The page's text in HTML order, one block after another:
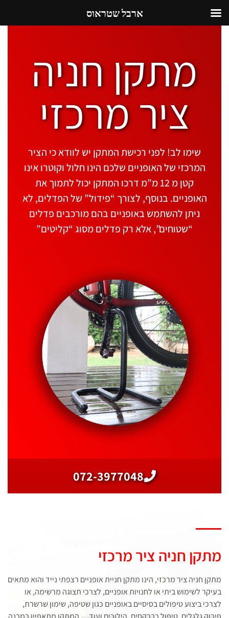
מתקן חניה
ציר מרכזי
שימו לב! לפני רכישת המתקן יש לוודא כי הציר
המרכזי של האופניים שלכם הינו חלול וקוטרו אינו
קטן מ 12 מ”מ דרכו המתקן יכול לתמוך את
האופניים. בנוסף, לצורך “פידול” של הפדלים, לא
ניתן להשתמש באופניים בהם מורכבים פדלים
“שטוחים”, אלא רק פדלים מסוג “קליטים”
072-3977048
מתקן חניה ציר מרכזי
מתקן חניה ציר מרכזי, הינו מתקן חניית אופניים רצפתי נייד והוא מתאים
בעיקר לשימוש ביתי או לחנויות אופניים, לצרכי תצוגה מרשימה, או
לצרכי ביצוע טיפולים בסיסיים באופניים כגון שטיפה, שימון שרשרת,
ארבל שטראוס